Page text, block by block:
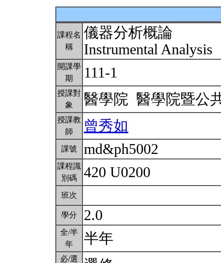
課程名
稱
儀器分析概論
Instrumental Analysis
開課學
期
111-1
授課對
象
醫學院 醫學院暨公
授課教
師
曾秀如
課號 md&ph5002
課程識
別碼
420 U0200
班次
學分 2.0
全/半
年
半年
必/選